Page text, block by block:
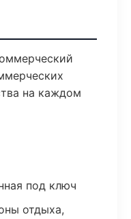
на каждом
под ключ
отдыха,